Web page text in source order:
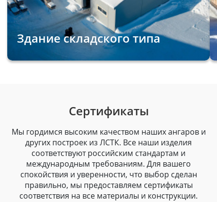
Здание складского типа
Сертификаты
Мы гордимся высоким качеством наших ангаров и
других построек из ЛСТК. Все наши изделия
соответствуют российским стандартам и
международным требованиям. Для вашего
спокойствия и уверенности, что выбор сделан
правильно, мы предоставляем сертификаты
соответствия на все материалы и конструкции.